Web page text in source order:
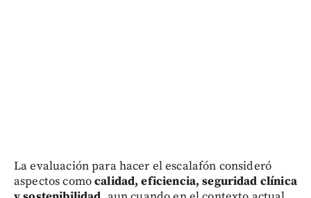
La evaluación para hacer el escalafón consideró
aspectos comocalidad, eficiencia, seguridad clínica